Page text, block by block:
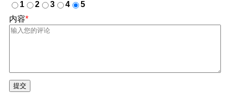
1
2 3 4
5
内容*
提交